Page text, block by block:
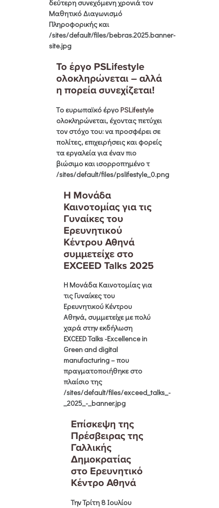
δεύτερη συνεχόμενη χρονιά τον
Μαθητικό Διαγωνισμό
Πληροφορικής και
/sites/default/files/bebras.2025.banner-
site.jpg
Το έργο PSLifestyle
ολοκληρώνεται – αλλά
η πορεία συνεχίζεται!
Tο ευρωπαϊκό έργο PSLifestyle
ολοκληρώνεται, έχοντας πετύχει
τον στόχο του: να προσφέρει σε
πολίτες, επιχειρήσεις και φορείς
τα εργαλεία για έναν πιο
βιώσιμο και ισορροπημένο τ
/sites/default/files/pslifestyle_0.png
Η Μονάδα
Καινοτομίας για τις
Γυναίκες του
Ερευνητικού
Κέντρου Αθηνά
συμμετείχε στο
EXCEED Talks 2025
Η Μονάδα Καινοτομίας για
τις Γυναίκες του
Ερευνητικού Κέντρου
Αθηνά, συμμετείχε με πολύ
χαρά στην εκδήλωση
EXCEED Talks -Excellence in
Green and digital
manufacturing– που
πραγματοποιήθηκε στο
πλαίσιο της
/sites/default/files/exceed_talks_-
_2025_-_banner.jpg
Επίσκεψη της
Πρέσβειρας της
Γαλλικής
Δημοκρατίας
στο Ερευνητικό
Κέντρο Αθηνά
ΤηνΤρίτη 8 Ιουλίου